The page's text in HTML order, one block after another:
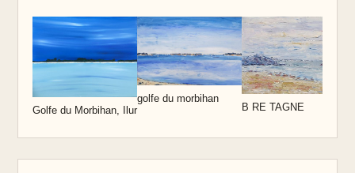
Golfe du Morbihan, Ilur
golfe du morbihan
B RE TAGNE